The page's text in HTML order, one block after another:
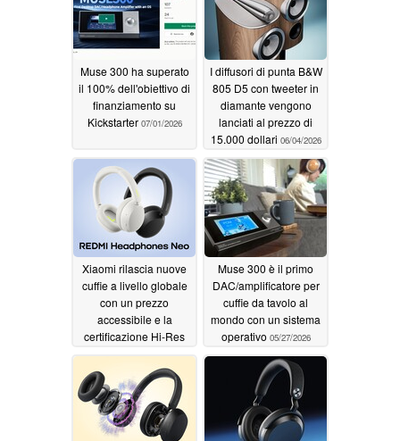
Muse 300 ha superato
il 100% dell'obiettivo di
finanziamento su
Kickstarter 07/01/2026
I diffusori di punta B&W
805 D5 con tweeter in
diamante vengono
lanciati al prezzo di
15.000 dollari 06/04/2026
Xiaomi rilascia nuove
cuffie a livello globale
con un prezzo
accessibile e la
certificazione Hi-Res
Audio05/29/2026
Muse 300 è il primo
DAC/amplificatore per
cuffie da tavolo al
mondo con un sistema
operativo 05/27/2026